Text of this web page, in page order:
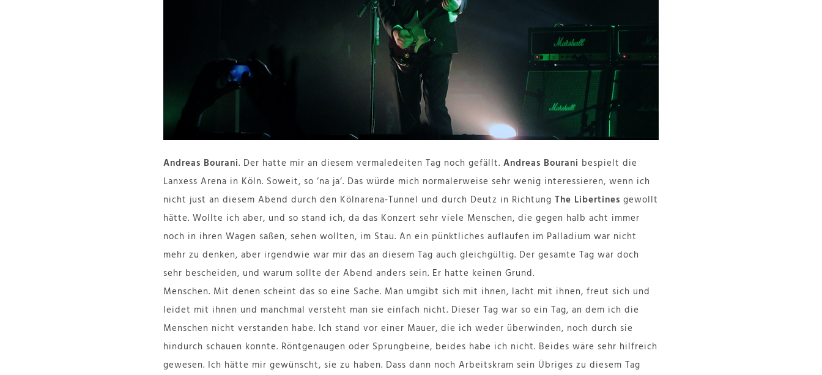
Andreas Bourani. Der hatte mir an diesem vermaledeiten Tag noch gefällt. Andreas Bourani bespielt die
Lanxess Arena in Köln. Soweit, so ‘na ja‘. Das würde mich normalerweise sehr wenig interessieren, wenn ich
nicht just an diesem Abend durch den Kölnarena-Tunnel und durch Deutz in Richtung The Libertines gewollt
hätte. Wollte ich aber, und so stand ich, da das Konzert sehr viele Menschen, die gegen halb acht immer
noch in ihren Wagen saßen, sehen wollten, im Stau. An ein pünktliches auflaufen im Palladium war nicht
mehr zu denken, aber irgendwie war mir das an diesem Tag auch gleichgültig. Der gesamte Tag war doch
sehr bescheiden, und warum sollte der Abend anders sein. Er hatte keinen Grund.
Menschen. Mit denen scheint das so eine Sache. Man umgibt sich mit ihnen, lacht mit ihnen, freut sich und
leidet mit ihnen und manchmal versteht man sie einfach nicht. Dieser Tag war so ein Tag, an dem ich die
Menschen nicht verstanden habe. Ich stand vor einer Mauer, die ich weder überwinden, noch durch sie
hindurch schauen konnte. Röntgenaugen oder Sprungbeine, beides habe ich nicht. Beides wäre sehr hilfreich
gewesen. Ich hätte mir gewünscht, sie zu haben. Dass dann noch Arbeitskram sein Übriges zu diesem Tag